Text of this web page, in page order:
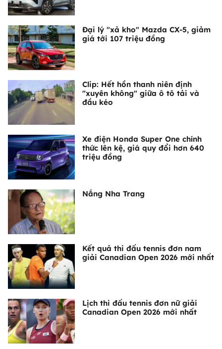
Đại lý "xả kho" Mazda CX-5, giảm
giá tới 107 triệu đồng
Clip: Hết hồn thanh niên định
"xuyên không" giữa ô tô tải và
đầu kéo
Xe điện Honda Super One chính
thức lên kệ, giá quy đổi hơn 640
triệu đồng
Nắng Nha Trang
Kết quả thi đấu tennis đơn nam
giải Canadian Open 2026 mới nhất
Lịch thi đấu tennis đơn nữ giải
Canadian Open 2026 mới nhất